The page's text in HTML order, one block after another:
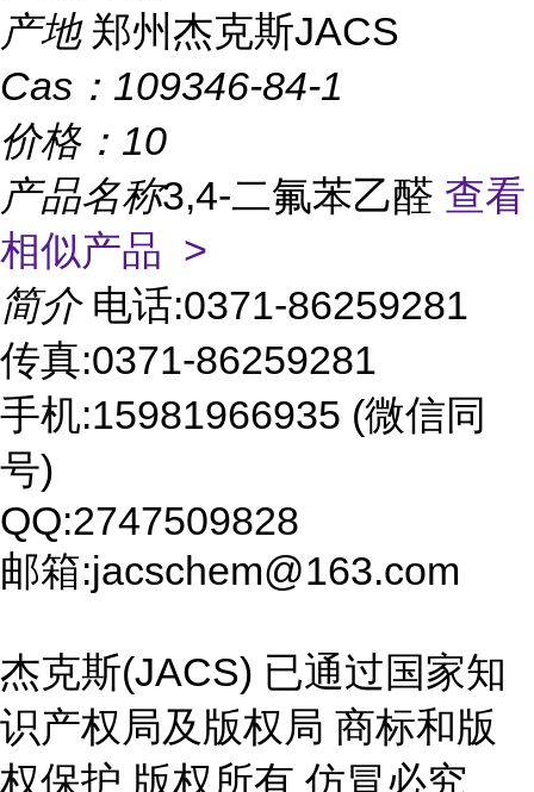
产地 郑州杰克斯JACS
Cas： 109346-84-1
价格： 10
产品名称3,4-二氟苯乙醛 查看
相似产品 >
简介 电话:0371-86259281
传真:0371-86259281
手机:15981966935 (微信同
号)
QQ:2747509828
邮箱:jacschem@163.com
杰克斯(JACS) 已通过国家知
识产权局及版权局 商标和版
权保护 版权所有 仿冒必究